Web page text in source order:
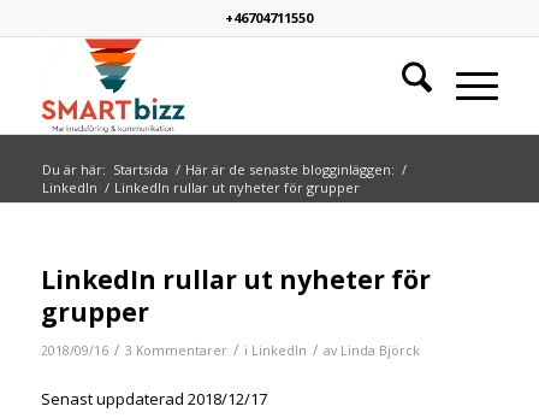
+46704711550
Du är här: Startsida / Här är de senaste blogginläggen: /
LinkedIn / LinkedIn rullar ut nyheter för grupper
LinkedIn rullar ut nyheter för
grupper
2018/09/16 / 3 Kommentarer / i LinkedIn / av Linda Björck
Senast uppdaterad 2018/12/17